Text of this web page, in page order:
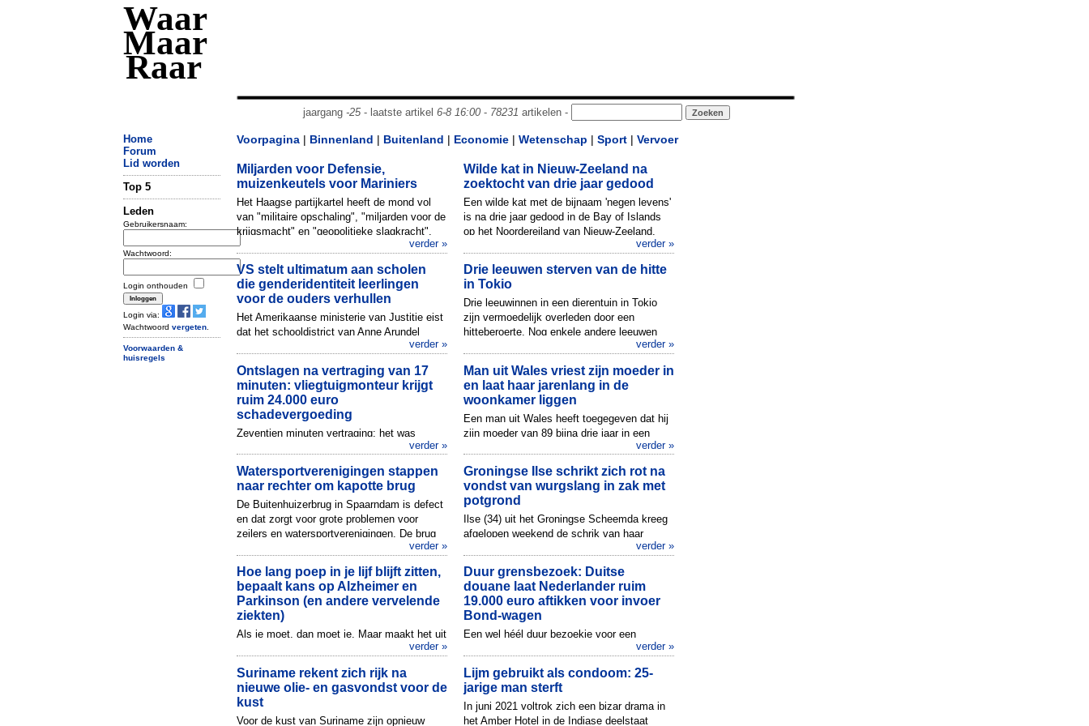
Waar
Maar
Raar
jaargang -25- laatste artikel 6-8 16:00- 78231 artikelen -
Home
Forum
Lid worden
Top 5
Leden
Gebruikersnaam:
Wachtwoord:
Login onthouden
Login via:
Wachtwoord vergeten
Voorwaarden &
huisregels
Voorpagina | Binnenland | Buitenland | Economie | Wetenschap | Sport | Vervoer
Miljarden voor Defensie,
muizenkeutels voor Mariniers
Het Haagse partijkartel heeft de mond vol
van "militaire opschaling", "miljarden voor de
krijgsmacht" en "geopolitieke slagkracht".
Ministers en leger...
verder »
Wilde kat in Nieuw-Zeeland na
zoektocht van drie jaar gedood
Een wilde kat met de bijnaam 'negen levens'
is na drie jaar gedood in de Bay of Islands
op het Noordereiland van Nieuw-Zeeland.
verder »
VS stelt ultimatum aan scholen
die genderidentiteit leerlingen
voor de ouders verhullen
Het Amerikaanse ministerie van Justitie eist
dat het schooldistrict van Anne Arundel
verder »
Drie leeuwen sterven van de hitte
in Tokio
Drie leeuwinnen in een dierentuin in Tokio
zijn vermoedelijk overleden door een
hitteberoerte. Nog enkele andere leeuwen
verder »
Ontslagen na vertraging van 17
minuten: vliegtuigmonteur krijgt
ruim 24.000 euro
schadevergoeding
Zeventien minuten vertraging: het was
volgens luchtvaartmaatschappij Singapore
vliegtuigmonteur te ontslaan. De man uit d...
verder »
Man uit Wales vriest zijn moeder in
en laat haar jarenlang in de
woonkamer liggen
Een man uit Wales heeft toegegeven dat hij
zijn moeder van 89 bijna drie jaar in een
vriezer heeft bewaard, in de woonkamer van
verder »
Watersportverenigingen stappen
naar rechter om kapotte brug
De Buitenhuizerbrug in Spaarndam is defect
en dat zorgt voor grote problemen voor
zeilers en watersportverenigingen. De brug
verder »
Groningse Ilse schrikt zich rot na
vondst van wurgslang in zak met
potgrond
Ilse (34) uit het Groningse Scheemda kreeg
afgelopen weekend de schrik van haar
leven. Tijdens het netjes maken van haar
verder »
Hoe lang poep in je lijf blijft zitten,
bepaalt kans op Alzheimer en
Parkinson (en andere vervelende
ziekten)
Als je moet, dan moet je. Maar maakt het uit
hoe vaak je kakt? Onderzoekers claimen dat
een grote invl...
verder »
Duur grensbezoek: Duitse
douane laat Nederlander ruim
19.000 euro aftikken voor invoer
Bond-wagen
Een wel héél duur bezoekje voor een
Nederlander: tijdens een recente controle
jarige man aangehouden omdat ...
verder »
Suriname rekent zich rijk na
nieuwe olie- en gasvondst voor de
kust
Voor de kust van Suriname zijn opnieuw
Lijm gebruikt als condoom: 25-
jarige man sterft
In juni 2021 voltrok zich een bizar drama in
het Amber Hotel in de Indiase deelstaat